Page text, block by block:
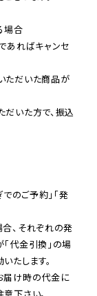
場合
あればキャンセ
ただいた商品が
いた方で、振込
でのご予約」「発
、それぞれの発
代金引換」の場
届け時の代金に
下さい。